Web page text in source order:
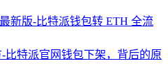
新版-比特派钱包转 ETH 全流
比特派官网钱包下架，背后的原